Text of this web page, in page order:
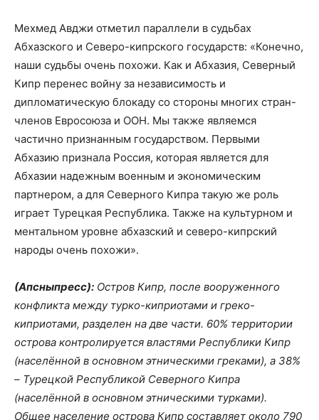
Мехмед Авджи отметил параллели в судьбах
Абхазского и Северо-кипрского государств: «Конечно,
наши судьбы очень похожи. Как и Абхазия, Северный
Кипр перенес войну за независимость и
дипломатическую блокаду со стороны многих стран-
членов Евросоюза и ООН. Мы также являемся
частично признанным государством. Первыми
Абхазию признала Россия, которая является для
Абхазии надежным военным и экономическим
партнером, а для Северного Кипра такую же роль
играет Турецкая Республика. Также на культурном и
ментальном уровне абхазский и северо-кипрский
народы очень похожи».
(Апсныпресс): Остров Кипр, после вооруженного
конфликта между турко-киприотами и греко-
киприотами, разделен на две части. 60% территории
острова контролируется властями Республики Кипр
(населённой в основном этническими греками), а 38%
– Турецкой Республикой Северного Кипра
(населённой в основном этническими турками).
Общее население острова Кипр составляет около 790